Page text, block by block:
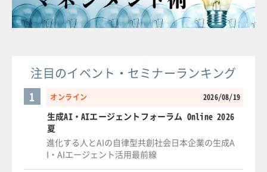
注目のイベント・セミナーランキング
オンライン 2026/08/19
1
生成AI・AIエージェントフォーラム Online 2026
夏
進化する人とAIの自律型共創社会日本企業の生成A
I・AIエージェント活用最前線